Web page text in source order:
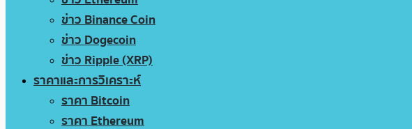
ข่าว Binance Coin
ข่าว Dogecoin
ข่าว Ripple (XRP)
ราคาและการวิเคราะห์
ราคา Bitcoin
ราคา Ethereum